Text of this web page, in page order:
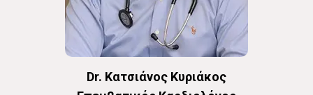
Dr. Κατσιάνος Κυριάκος